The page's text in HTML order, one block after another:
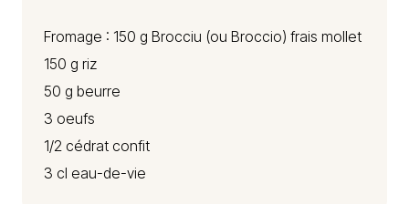
Fromage : 150 g Brocciu (ou Broccio) frais mollet
150 g riz
50 g beurre
3 oeufs
1/2 cédrat confit
3 cl eau-de-vie